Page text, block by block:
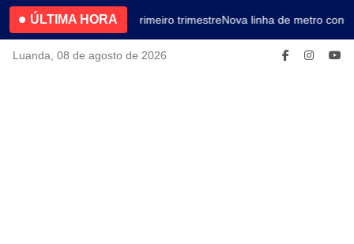
ÚLTIMA HORA4.2% no primeiro trimestreNova linha de metro
Luanda, 08 de agosto de 2026